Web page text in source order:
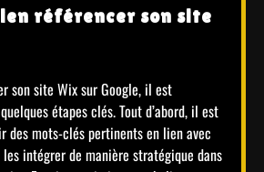
référencer son site
son site Wix sur Google, il est
étapes clés. Tout d’abord, il est
des mots-clés pertinents en lien avec
intégrer de manière stratégique dans